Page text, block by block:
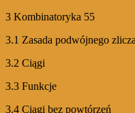
3 Kombinatoryka 55
3.1 Zasada podwójnego
3.2 Ciągi
3.3 Funkcje
3.4 Ciągi bez powtórzeń